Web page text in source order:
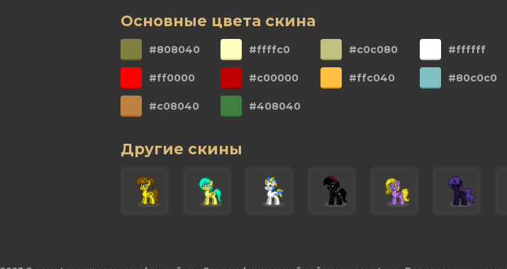
Основные цвета скина
#808040 #ffffc0 #c0c080 #ffffff
#ff0000 #c00000 #ffc040 #80c0c0
#c08040 #408040
Другие скины